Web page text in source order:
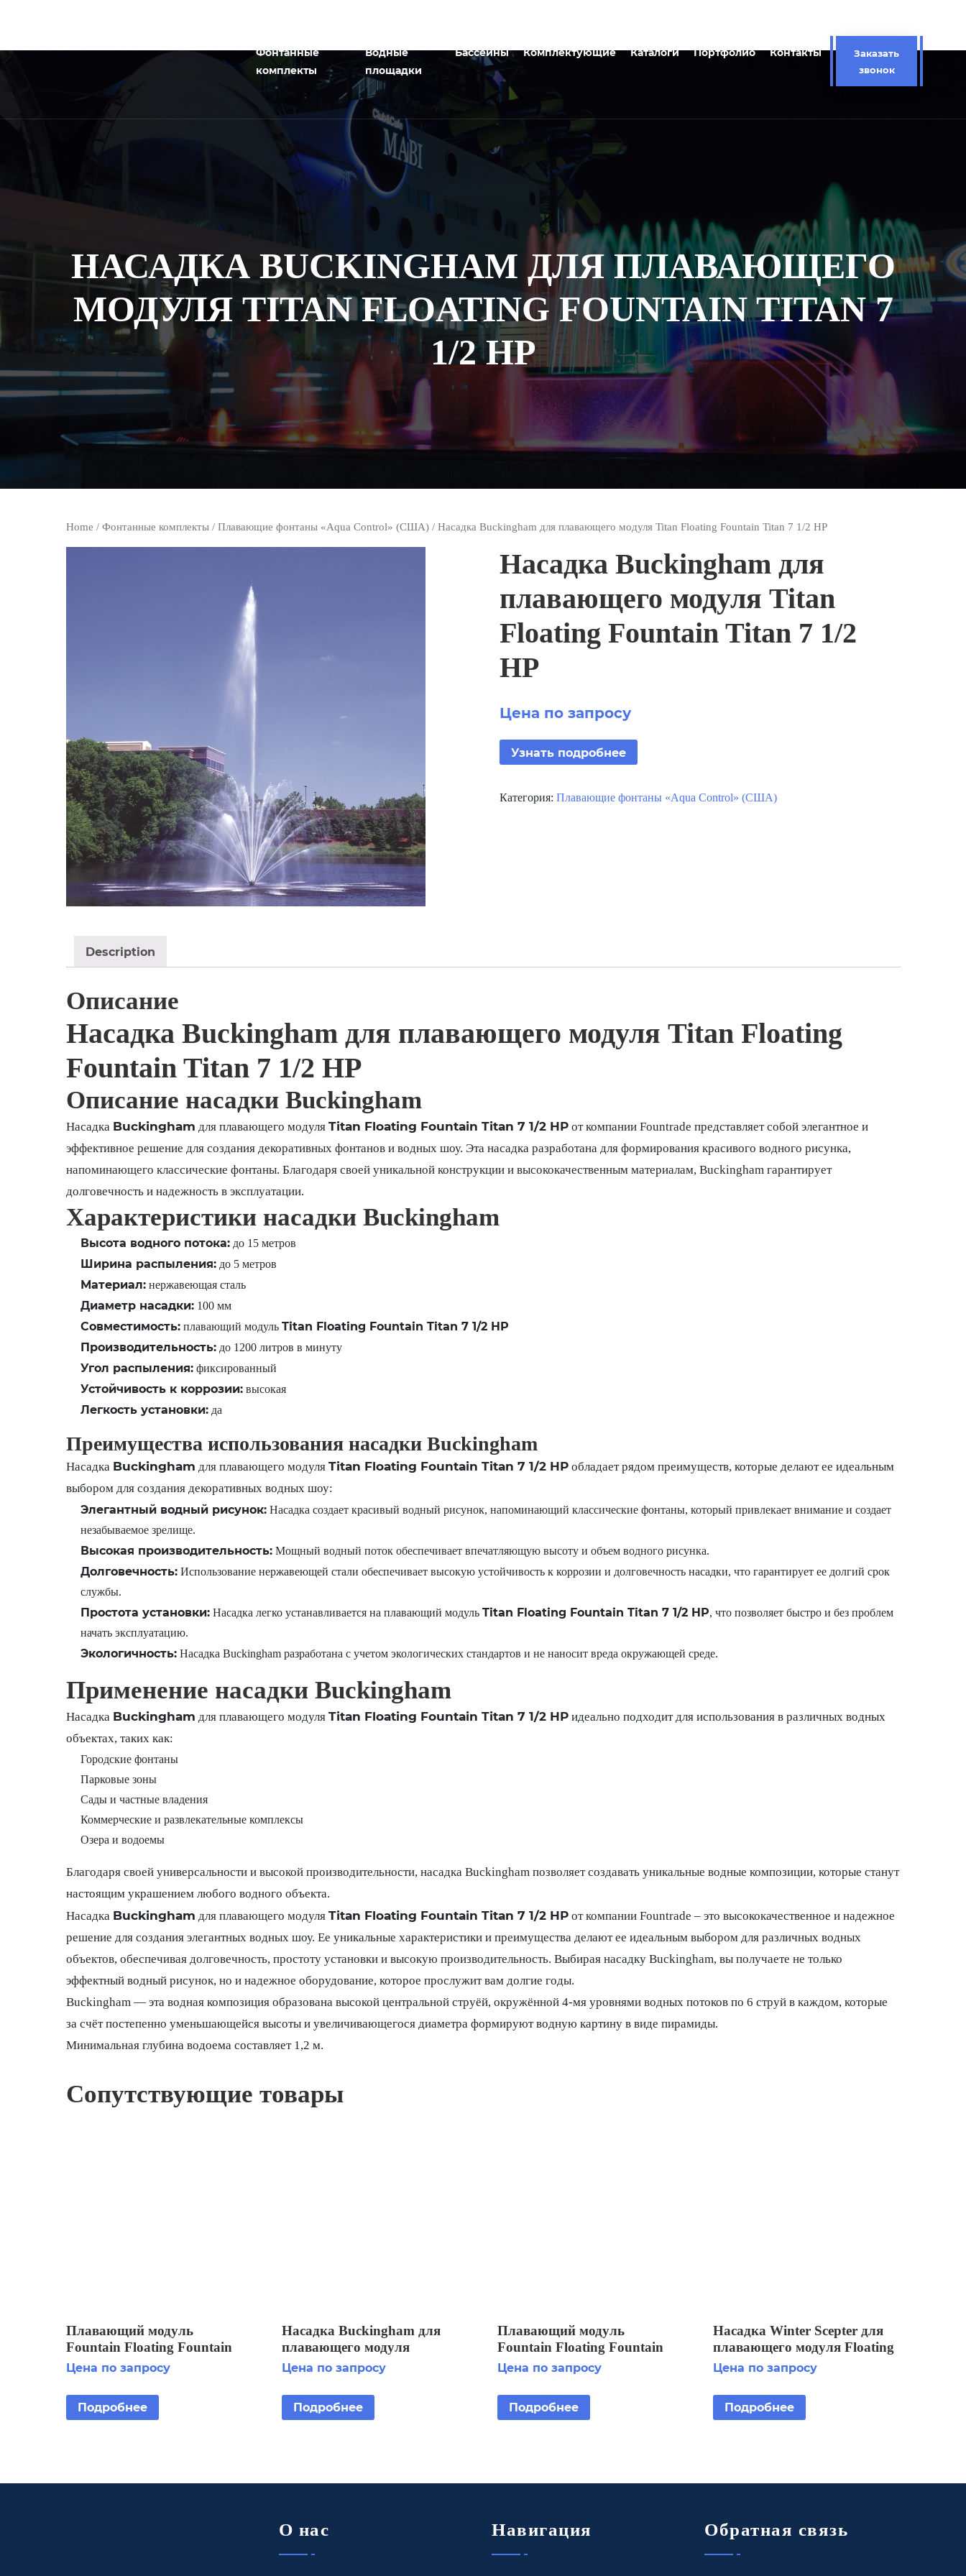
Фонтанные
комплекты
Водные
площадки
Бассейны Комплектующие Каталоги Портфолио Контакты
Заказать
звонок
НАСАДКА BUCKINGHAM ДЛЯ ПЛАВАЮЩЕГО
МОДУЛЯ TITAN FLOATING FOUNTAIN TITAN 7
1/2 HP
Home / Фонтанные комплекты/ Плавающие фонтаны «Aqua Control» (США)/ Насадка Buckingham для плавающего модуля Titan Floating Fountain Titan 7 1/2 HP
Насадка Buckingham для
плавающего модуля Titan
Floating Fountain Titan 7 1/2
HP
Цена по запросу
Узнать подробнее
Категория:Плавающие фонтаны «Aqua Control» (США)
Description
Описание
Насадка Buckingham для плавающего модуля Titan Floating
Fountain Titan 7 1/2 HP
Описание насадки Buckingham
Насадка Buckingham для плавающего модуля Titan Floating Fountain Titan 7 1/2 HPот компании Fountrade представляет собой элегантное и
эффективное решение для создания декоративных фонтанов и водных шоу. Эта насадка разработана для формирования красивого водного рисунка,
напоминающего классические фонтаны. Благодаря своей уникальной конструкции и высококачественным материалам, Buckingham гарантирует
долговечность и надежность в эксплуатации.
Характеристики насадки Buckingham
Высота водного потока:до 15 метров
Ширина распыления:до 5 метров
Материал:нержавеющая сталь
Диаметр насадки:100 мм
Совместимость:плавающий модуль Titan Floating Fountain Titan 7 1/2 HP
Производительность:до 1200 литров в минуту
Угол распыления:фиксированный
Устойчивость к коррозии:высокая
Легкость установки:да
Преимущества использования насадки Buckingham
Насадка Buckingham для плавающего модуля Titan Floating Fountain Titan 7 1/2 HPобладает рядом преимуществ, которые делают ее идеальным
выбором для создания декоративных водных шоу:
Элегантный водный рисунок:Насадка создает красивый водный рисунок, напоминающий классические фонтаны, который привлекает внимание и создает
незабываемое зрелище.
Высокая производительность:Мощный водный поток обеспечивает впечатляющую высоту и объем водного рисунка.
Долговечность:Использование нержавеющей стали обеспечивает высокую устойчивость к коррозии и долговечность насадки, что гарантирует ее долгий срок
службы.
Простота установки:Насадка легко устанавливается на плавающий модуль Titan Floating Fountain Titan 7 1/2 HP, что позволяет быстро и без проблем
начать эксплуатацию.
Экологичность:Насадка Buckingham разработана с учетом экологических стандартов и не наносит вреда окружающей среде.
Применение насадки Buckingham
Насадка Buckingham для плавающего модуля Titan Floating Fountain Titan 7 1/2 HPидеально подходит для использования в различных водных
объектах, таких как:
Городские фонтаны
Парковые зоны
Сады и частные владения
Коммерческие и развлекательные комплексы
Озера и водоемы
Благодаря своей универсальности и высокой производительности, насадка Buckingham позволяет создавать уникальные водные композиции, которые станут
настоящим украшением любого водного объекта.
Насадка Buckingham для плавающего модуля Titan Floating Fountain Titan 7 1/2 HPот компании Fountrade – это высококачественное и надежное
решение для создания элегантных водных шоу. Ее уникальные характеристики и преимущества делают ее идеальным выбором для различных водных
объектов, обеспечивая долговечность, простоту установки и высокую производительность. Выбирая насадку Buckingham, вы получаете не только
эффектный водный рисунок, но и надежное оборудование, которое прослужит вам долгие годы.
Buckingham — эта водная композиция образована высокой центральной струёй, окружённой 4-мя уровнями водных потоков по 6 струй в каждом, которые
за счёт постепенно уменьшающейся высоты и увеличивающегося диаметра формируют водную картину в виде пирамиды.
Минимальная глубина водоема составляет 1,2 м.
Сопутствующие товары
Плавающий модуль
Fountain Floating Fountain
Horizontal 1 HP
Цена по запросу
Подробнее
Насадка Buckingham для
плавающего модуля
Fountain Floating Fountain 3
Цена по запросу
Подробнее
Плавающий модуль
Fountain Floating Fountain
Horizontal 5 HP
Цена по запросу
Подробнее
Насадка Winter Scepter для
плавающего модуля Floating
Display Aerator 3 HP
Цена по запросу
Подробнее
О нас Навигация Обратная связь